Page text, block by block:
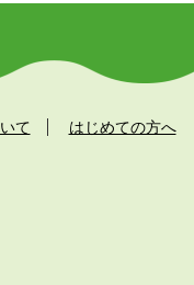
て はじめての方へ